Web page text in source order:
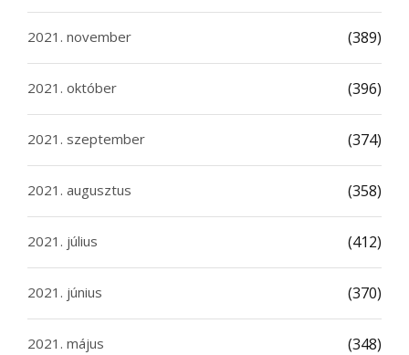
2021. november (389)
2021. október (396)
2021. szeptember (374)
2021. augusztus (358)
2021. július (412)
2021. június (370)
2021. május (348)